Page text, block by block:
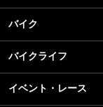
バイク
New Model Show
モデル情報
バイクライフ
アプリ
イベント・レース